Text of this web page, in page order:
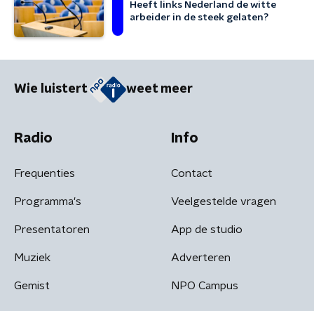
Heeft links Nederland de witte
arbeider in de steek gelaten?
Wie luistert weet meer
Radio
Frequenties
Programma's
Presentatoren
Muziek
Gemist
Info
Contact
Veelgestelde vragen
App de studio
Adverteren
NPO Campus